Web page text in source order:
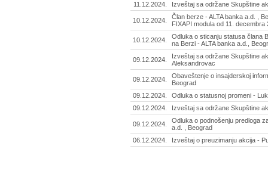
11.12.2024.
Izveštaj sa održane Skupštine
10.12.2024.
Član berze - ALTA banka a.d. ,
FIXAPI modula od 11. decembra
10.12.2024.
Odluka o sticanju statusa člana
na Berzi - ALTA banka a.d.,
09.12.2024.
Izveštaj sa održane Skupštine
Aleksandrovac
09.12.2024.
Obaveštenje o insajderskoj
Beograd
09.12.2024.
Odluka o statusnoj promeni -
09.12.2024.
Izveštaj sa održane Skupštine
09.12.2024.
Odluka o podnošenju predloga
a.d. , Beograd
06.12.2024.
Izveštaj o preuzimanju akcija -